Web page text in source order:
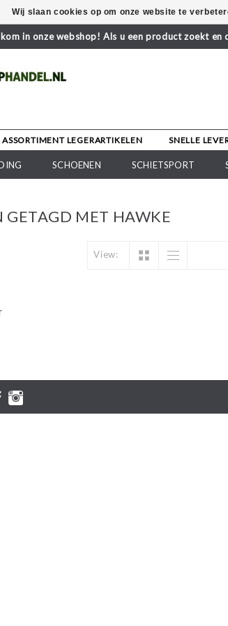
in onze webshop! Als u een product zoekt
LEGERARTIKELEN SNELLE
SCHOENEN SCHIETSPORT
GETAGD MET HAWKE
View:
Wij slaan cookies op om onze website te